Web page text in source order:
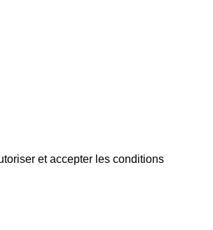
et accepter les conditions